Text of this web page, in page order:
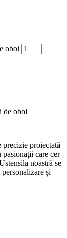
oboi
de oboi
precizie proiectată
care cer
noastră se
și